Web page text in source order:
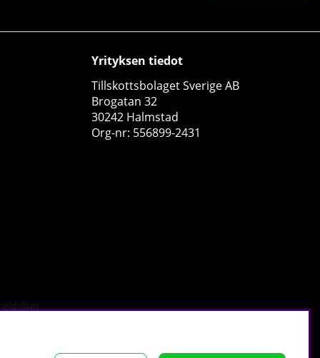
Yrityksen tiedot
Tillskottsbolaget Sverige AB
Brogatan 32
30242 Halmstad
Org-nr: 556899-2431